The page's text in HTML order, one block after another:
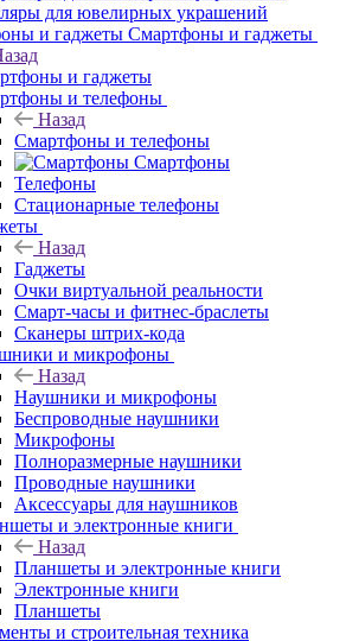
для ювелирных украшений
Смартфоны и гаджеты
и гаджеты
и телефоны
Назад
Смартфоны и телефоны
Смартфоны
Телефоны
Стационарные телефоны
Назад
Гаджеты
Очки виртуальной реальности
Смарт-часы и фитнес-браслеты
Сканеры штрих-кода
и микрофоны
Назад
Наушники и микрофоны
Беспроводные наушники
Микрофоны
Полноразмерные наушники
Проводные наушники
Аксессуары для наушников
и электронные книги
Назад
Планшеты и электронные книги
Электронные книги
Планшеты